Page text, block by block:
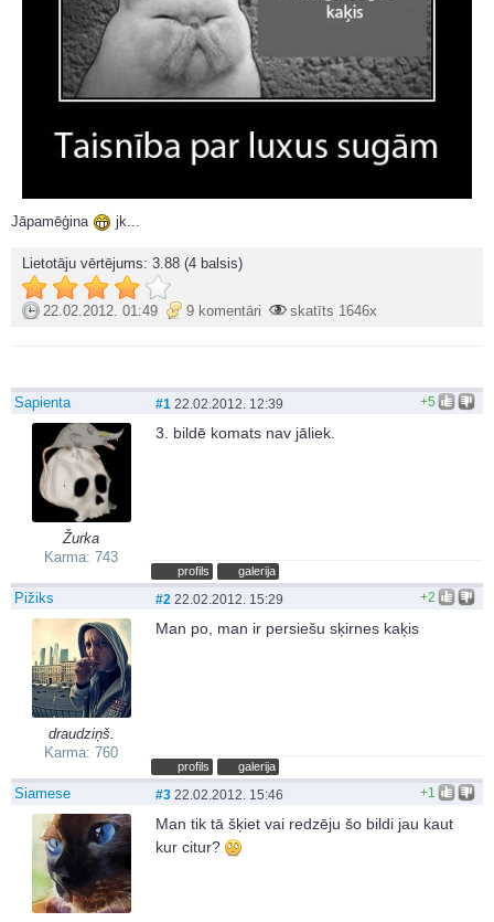
Jāpamēģina jk...
Lietotāju vērtējums: 3.88 (4 balsis)
22.02.2012. 01:49 9 komentāri skatīts 1646x
Sapienta
Žurka
Karma: 743
+5
#1 22.02.2012. 12:39
3. bildē komats nav jāliek.
profils galerija
Pižiks
draudziņš.
Karma: 760
+2
#2 22.02.2012. 15:29
Man po, man ir persiešu sķirnes kaķis
profils galerija
Siamese +1
#3 22.02.2012. 15:46
Man tik tā šķiet vai redzēju šo bildi jau kaut
kur citur?